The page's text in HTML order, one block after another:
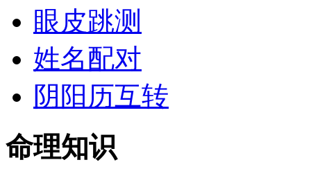
眼皮跳测
姓名配对
阴阳历互转
命理知识